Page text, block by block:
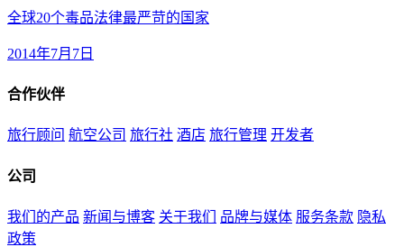
全球20个毒品法律最严苛的国家
2014年7月7日
合作伙伴
旅行顾问 航空公司 旅行社 酒店 旅行管理 开发者
公司
我们的产品 新闻与博客 关于我们 品牌与媒体 服务条款 隐私
政策